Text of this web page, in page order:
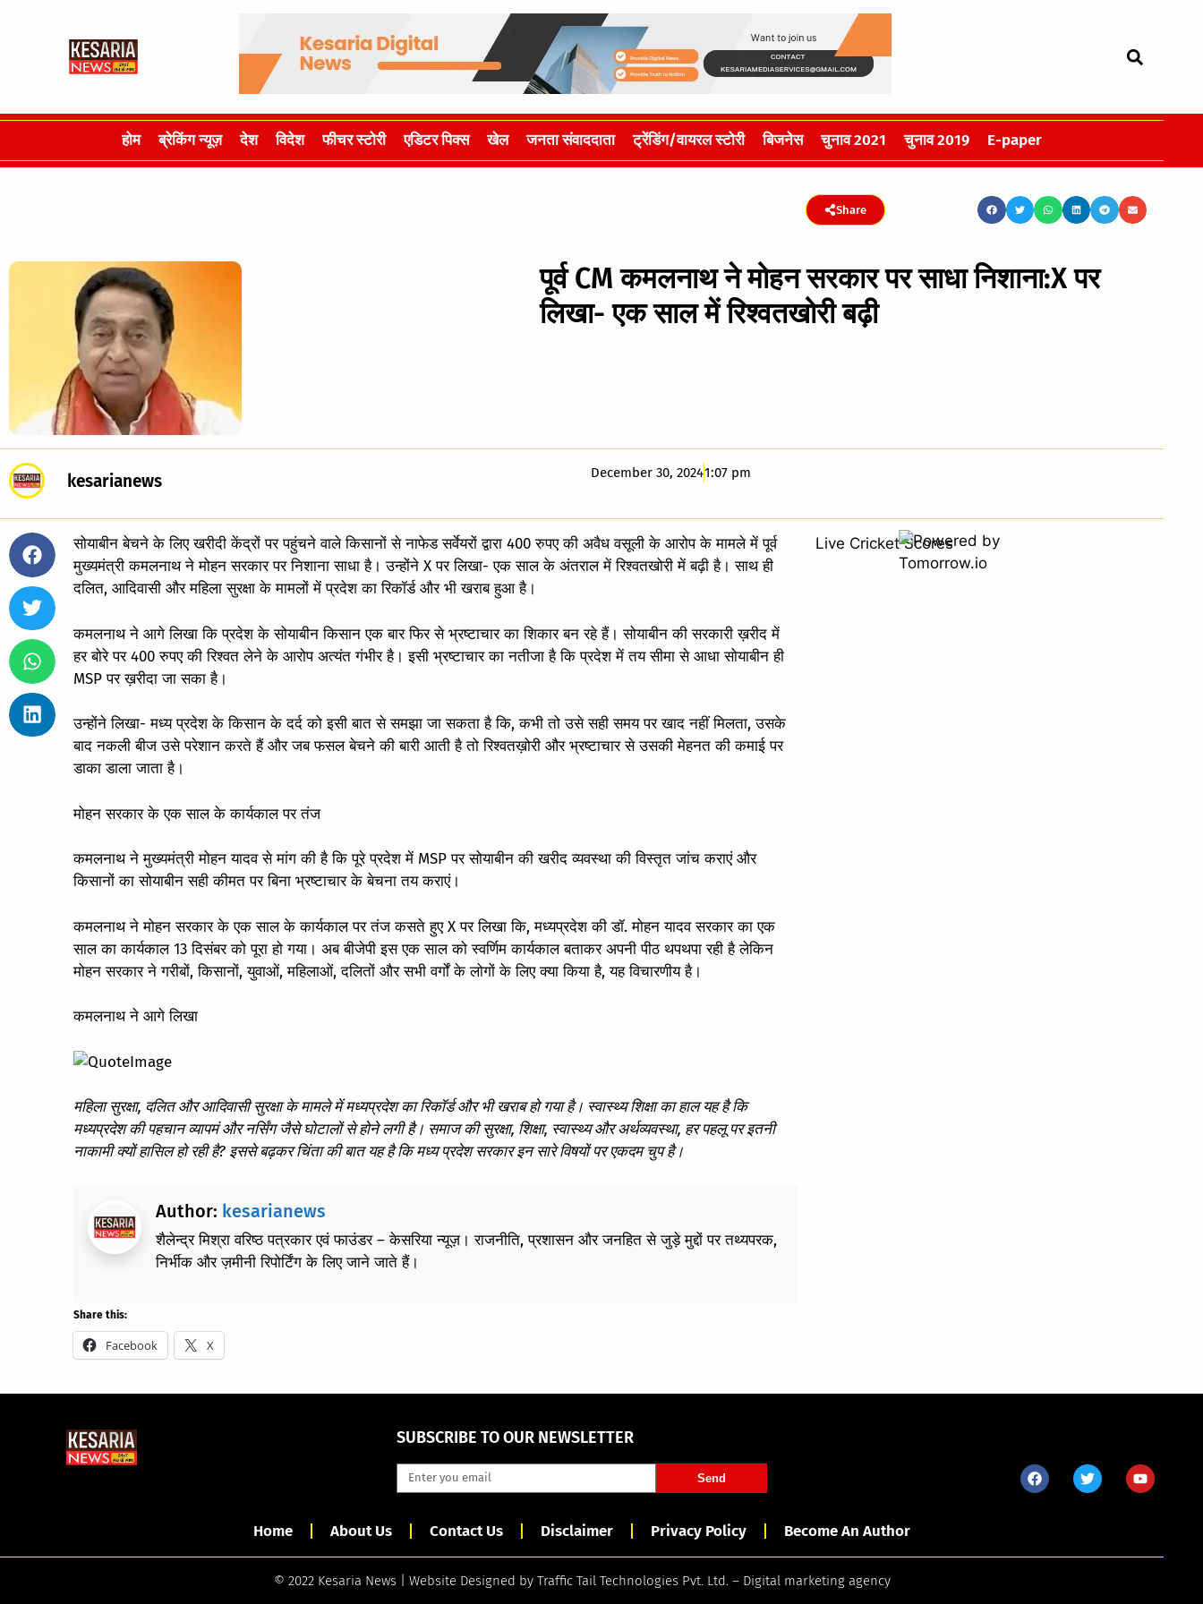
होम ब्रेकिंग न्यूज़ देश विदेश फीचर स्टोरी एडिटर पिक्स खेल जनता संवाददाता ट्रेंडिंग/वायरल स्टोरी बिजनेस चुनाव 2021 चुनाव 2019 E-paper
Share
पूर्व CM कमलनाथ ने मोहन सरकार पर साधा निशाना:X पर
लिखा- एक साल में रिश्वतखोरी बढ़ी
kesarianews December 30, 20241:07 pm
सोयाबीन बेचने के लिए खरीदी केंद्रों पर पहुंचने वाले किसानों से नाफेड सर्वेयरों द्वारा 400 रुपए की अवैध वसूली के आरोप के मामले में पूर्व
मुख्यमंत्री कमलनाथ ने मोहन सरकार पर निशाना साधा है। उन्होंने X पर लिखा- एक साल के अंतराल में रिश्वतखोरी में बढ़ी है। साथ ही
दलित, आदिवासी और महिला सुरक्षा के मामलों में प्रदेश का रिकॉर्ड और भी खराब हुआ है।
कमलनाथ ने आगे लिखा कि प्रदेश के सोयाबीन किसान एक बार फिर से भ्रष्टाचार का शिकार बन रहे हैं। सोयाबीन की सरकारी ख़रीद में
हर बोरे पर 400 रुपए की रिश्वत लेने के आरोप अत्यंत गंभीर है। इसी भ्रष्टाचार का नतीजा है कि प्रदेश में तय सीमा से आधा सोयाबीन ही
MSP पर ख़रीदा जा सका है।
उन्होंने लिखा- मध्य प्रदेश के किसान के दर्द को इसी बात से समझा जा सकता है कि, कभी तो उसे सही समय पर खाद नहीं मिलता, उसके
बाद नकली बीज उसे परेशान करते हैं और जब फसल बेचने की बारी आती है तो रिश्वतख़ोरी और भ्रष्टाचार से उसकी मेहनत की कमाई पर
डाका डाला जाता है।
मोहन सरकार के एक साल के कार्यकाल पर तंज
कमलनाथ ने मुख्यमंत्री मोहन यादव से मांग की है कि पूरे प्रदेश में MSP पर सोयाबीन की खरीद व्यवस्था की विस्तृत जांच कराएं और
किसानों का सोयाबीन सही कीमत पर बिना भ्रष्टाचार के बेचना तय कराएं।
कमलनाथ ने मोहन सरकार के एक साल के कार्यकाल पर तंज कसते हुए X पर लिखा कि, मध्यप्रदेश की डॉ. मोहन यादव सरकार का एक
साल का कार्यकाल 13 दिसंबर को पूरा हो गया। अब बीजेपी इस एक साल को स्वर्णिम कार्यकाल बताकर अपनी पीठ थपथपा रही है लेकिन
मोहन सरकार ने गरीबों, किसानों, युवाओं, महिलाओं, दलितों और सभी वर्गों के लोगों के लिए क्‍या किया है, यह विचारणीय है।
कमलनाथ ने आगे लिखा
महिला सुरक्षा, दलित और आदिवासी सुरक्षा के मामले में मध्यप्रदेश का रिकॉर्ड और भी खराब हो गया है। स्वास्थ्य शिक्षा का हाल यह है कि
मध्यप्रदेश की पहचान व्यापमं और नर्सिंग जैसे घोटालों से होने लगी है। समाज की सुरक्षा, शिक्षा, स्वास्थ्य और अर्थव्यवस्था, हर पहलू पर इतनी
नाकामी क्यों हासिल हो रही है? इससे बढ़कर चिंता की बात यह है कि मध्य प्रदेश सरकार इन सारे विषयों पर एकदम चुप है।
Author: kesarianews
शैलेन्द्र मिश्रा वरिष्ठ पत्रकार एवं फाउंडर – केसरिया न्यूज़। राजनीति, प्रशासन और जनहित से जुड़े मुद्दों पर तथ्यपरक,
निर्भीक और ज़मीनी रिपोर्टिंग के लिए जाने जाते हैं।
Share this:
Facebook X
Live Cricket Scores
SUBSCRIBE TO OUR NEWSLETTER
Send
Home About Us Contact Us Disclaimer Privacy Policy Become An Author
© 2022 Kesaria News | Website Designed by Traffic Tail Technologies Pvt. Ltd. – Digital marketing agency